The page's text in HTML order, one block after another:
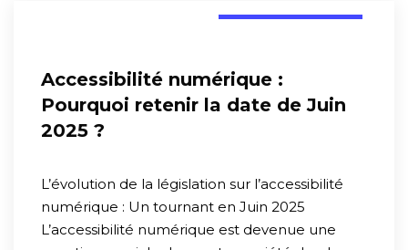
Accessibilité numérique :
Pourquoi retenir la date de Juin
2025 ?
L’évolution de la législation sur l’accessibilité
numérique : Un tournant en Juin 2025
L’accessibilité numérique est devenue une